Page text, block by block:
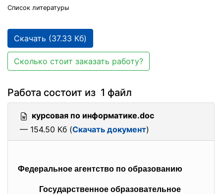
Список литературы
Скачать (37.33 Кб)
Сколько стоит заказать работу?
Работа состоит из 1 файл
курсовая по информатике.doc
— 154.50 Кб (Скачать документ)
Федеральное агентство по образованию
Государственное образовательное